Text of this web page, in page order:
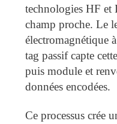
technologies HF
champ proche. Le
électromagnétique à
tag passif capte
puis module et
données encodées.
Ce processus crée